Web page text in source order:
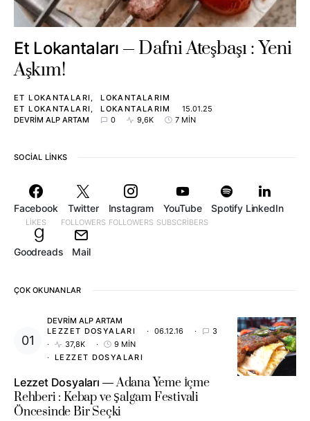
Et Lokantaları
Dafni Ateşbaşı : Yeni
Aşkım!
ET LOKANTALARI
LOKANTALARIM
ET LOKANTALARI
LOKANTALARIM
15.01.25
DEVRIM ALP ARTAM
0 9,6K 7 MIN
SOCIAL LINKS
Facebook
LIKES
Twitter
FOLLOWERS
Instagram
FOLLOWERS
YouTube
SUBSCRIBERS
Spotify LinkedIn
Goodreads Mail
ÇOK OKUNANLAR
DEVRIM ALP ARTAM
LEZZET DOSYALARI
06.12.16
3
37,8K
9 MIN
LEZZET DOSYALARI
Lezzet Dosyaları
Adana Yeme İçme
Rehberi : Kebap ve Şalgam Festivali
Öncesinde Bir Seçki